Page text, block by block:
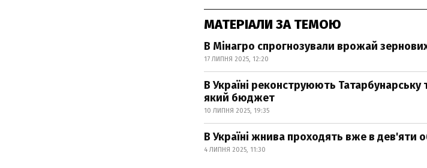
МАТЕРІАЛИ ЗА ТЕМОЮ
В Мінагро спрогнозували врожай
17 ЛИПНЯ 2025, 12:20
В Україні реконструюють Татарбунарську
який бюджет
10 ЛИПНЯ 2025, 19:35
В Україні жнива проходять вже в дев'яти
4 ЛИПНЯ 2025, 11:30